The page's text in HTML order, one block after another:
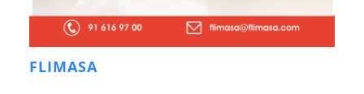
FLIMASA